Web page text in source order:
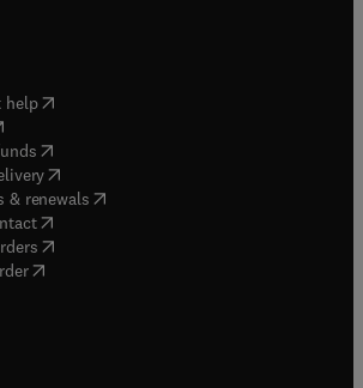
help( opens in new tab/window
in new tab/window
( opens in new tab/window
(opens in new tab/window
& renewals( opens in new tab/window
( opens in new tab/window
( opens in new tab/window